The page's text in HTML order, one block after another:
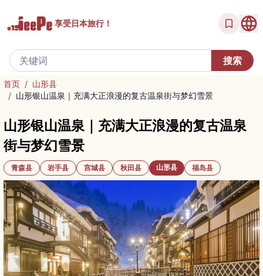
享受日本旅行！
首页 / 山形县
/ 山形银山温泉｜充满大正浪漫的复古温泉街与梦幻雪景
山形银山温泉｜充满大正浪漫的复古温泉
街与梦幻雪景
青森县 岩手县 宫城县 秋田县 山形县 福岛县